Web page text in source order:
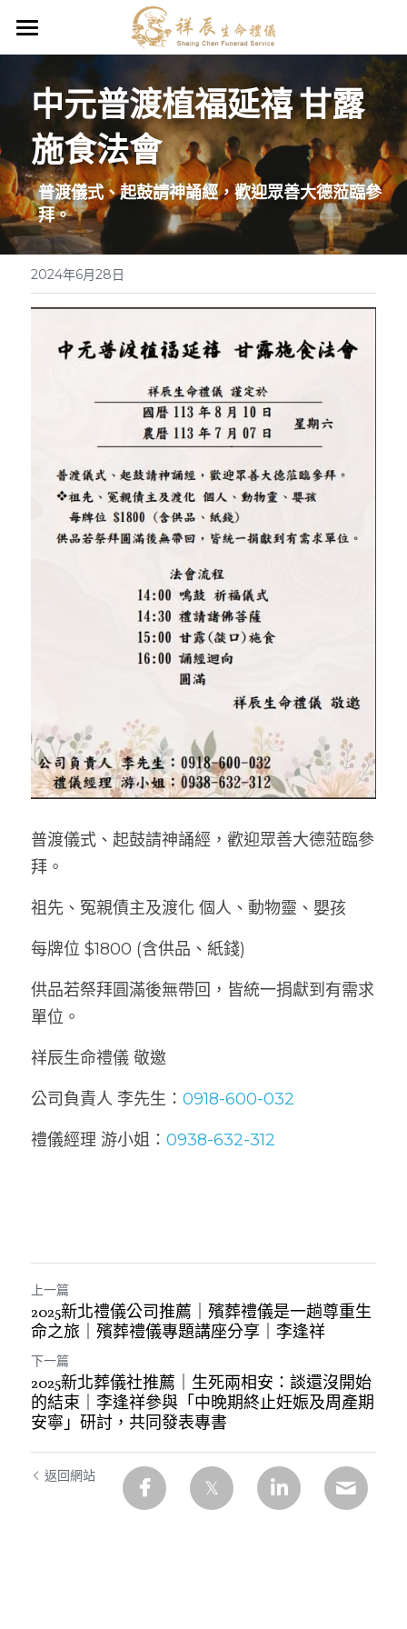
祥辰生命禮儀公司、葬儀社
禮儀服務項目
臨終規劃
聯合奠祭$40,000
中式禮儀契約
佛道教/民間信仰
簡約型契約＄63,000
平安型契約＄87,000
吉祥型契約＄117,000
圓滿型契約＄139,000
藥懺型契約＄180,000
禮儀Q&A
起掘（撿骨/撿金）遷葬服務
寶塔代銷-提供您最低價格與透明服務
寵物火化
線上選物
祥辰禮儀學苑
聯絡祥辰
中元普渡植福延禧 甘露
施食法會
普渡儀式、起鼓請神誦經，歡迎眾善大德蒞臨參
拜。
2024年6月28日
普渡儀式、起鼓請神誦經，歡迎眾善大德蒞臨參
拜。
祖先、冤親債主及渡化 個人、動物靈、嬰孩
每牌位 $1800 (含供品、紙錢)
供品若祭拜圓滿後無帶回，皆統一捐獻到有需求
單位。
祥辰生命禮儀 敬邀
公司負責人 李先生： 0918-600-032
禮儀經理 游小姐： 0938-632-312
上一篇
2025新北禮儀公司推薦｜殯葬禮儀是一趟尊重生
命之旅｜殯葬禮儀專題講座分享｜李逢祥
下一篇
2025新北葬儀社推薦｜生死兩相安：談還沒開始
的結束｜李逢祥參與「中晚期終止妊娠及周產期
安寧」研討，共同發表專書
返回網站